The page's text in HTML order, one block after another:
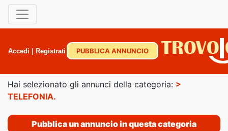
Accedi Registrati PUBBLICA ANNUNCIO
Hai selezionato gli annunci della categoria: >
TELEFONIA.
Pubblica un annuncio in questa categoria